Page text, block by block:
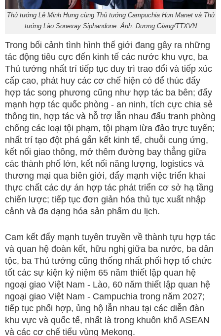
Thủ tướng Lê Minh Hưng cùng Thủ tướng Campuchia Hun Manet và Thủ
tướng Lào Sonexay Siphandone. Ảnh: Dương Giang/TTXVN
Trong bối cảnh tình hình thế giới đang gây ra những
tác động tiêu cực đến kinh tế các nước khu vực, ba
Thủ tướng nhất trí tiếp tục duy trì trao đổi và tiếp xúc
cấp cao, phát huy các cơ chế hiện có để thúc đẩy
hợp tác song phương cũng như hợp tác ba bên; đẩy
mạnh hợp tác quốc phòng - an ninh, tích cực chia sẻ
thông tin, hợp tác và hỗ trợ lẫn nhau đấu tranh phòng
chống các loại tội phạm, tội phạm lừa đảo trực tuyến;
nhất trí tạo đột phá gắn kết kinh tế, chuỗi cung ứng,
kết nối giao thông, mở thêm đường bay thẳng giữa
các thành phố lớn, kết nối năng lượng, logistics và
thương mại qua biên giới, đẩy mạnh việc triển khai
thực chất các dự án hợp tác phát triển cơ sở hạ tầng
chiến lược; tiếp tục đơn giản hóa thủ tục xuất nhập
cảnh và đa dạng hóa sản phẩm du lịch.
Cam kết đẩy mạnh tuyên truyền về thành tựu hợp tác
và quan hệ đoàn kết, hữu nghị giữa ba nước, ba dân
tộc, ba Thủ tướng cũng thống nhất phối hợp tổ chức
tốt các sự kiện kỷ niệm 65 năm thiết lập quan hệ
ngoại giao Việt Nam - Lào, 60 năm thiết lập quan hệ
ngoại giao Việt Nam - Campuchia trong năm 2027;
tiếp tục phối hợp, ủng hộ lẫn nhau tại các diễn đàn
khu vực và quốc tế, nhất là trong khuôn khổ ASEAN
và các cơ chế tiểu vùng Mekong.